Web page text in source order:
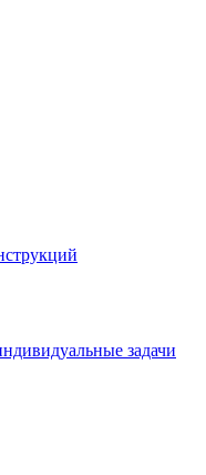
задачи